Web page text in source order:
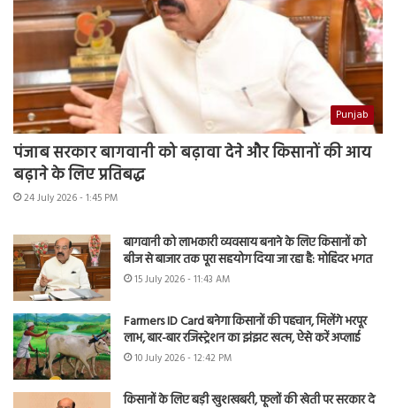
Punjab
पंजाब सरकार बागवानी को बढ़ावा देने और किसानों की आय
बढ़ाने के लिए प्रतिबद्ध
24 July 2026 - 1:45 PM
बागवानी को लाभकारी व्यवसाय बनाने के लिए किसानों को
बीज से बाजार तक पूरा सहयोग दिया जा रहा है: मोहिंदर भगत
15 July 2026 - 11:43 AM
Farmers ID Card बनेगा किसानों की पहचान, मिलेंगे भरपूर
लाभ, बार-बार रजिस्ट्रेशन का झंझट खत्म, ऐसे करें अप्लाई
10 July 2026 - 12:42 PM
किसानों के लिए बड़ी खुशखबरी, फूलों की खेती पर सरकार दे